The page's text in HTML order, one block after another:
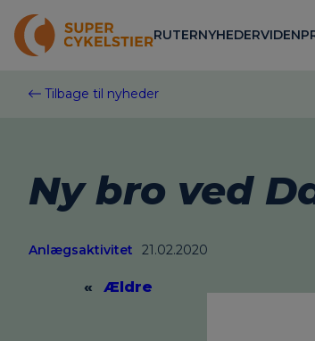
Spring
indhold
RUTERNYHEDERVIDEN
Tilbage til nyheder
Ny bro ved
Anlægsaktivitet 21.02.2020
« Ældre